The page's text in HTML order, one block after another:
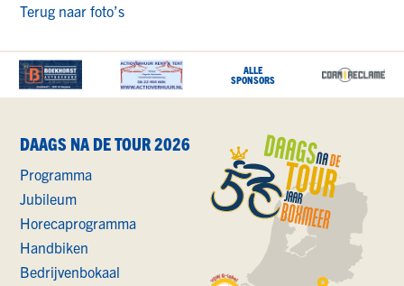
Terug naar foto’s
DAAGS NA DE TOUR 2026
Programma
Jubileum
Horecaprogramma
Handbiken
Bedrijvenbokaal